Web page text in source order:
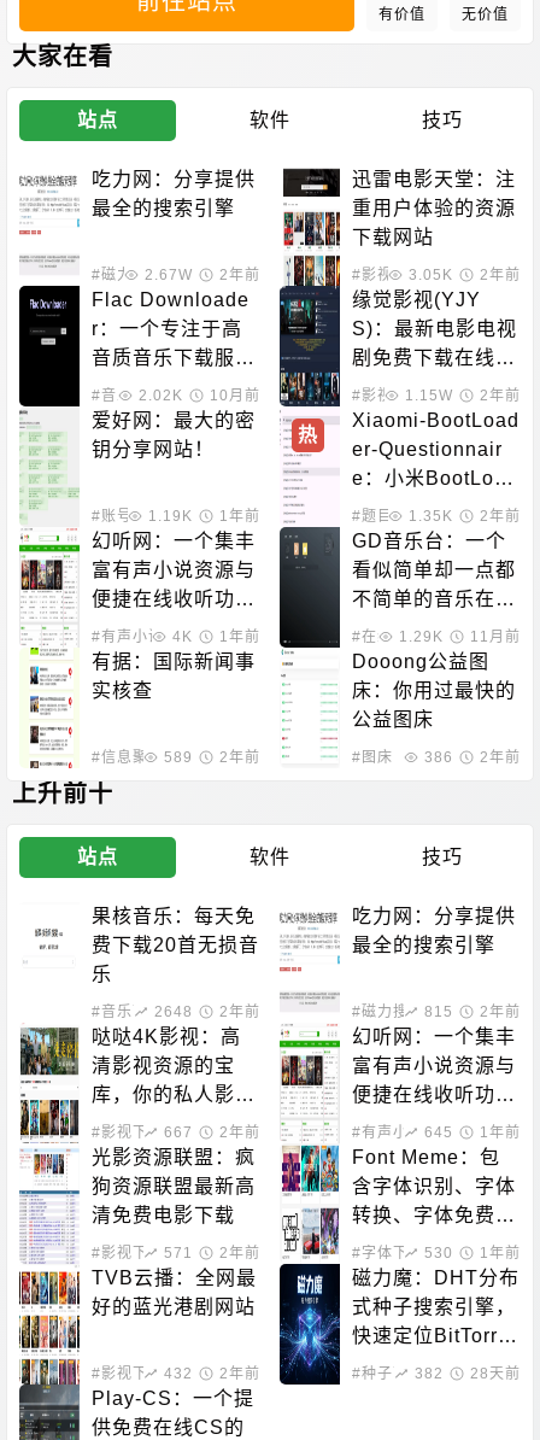
有价值 无价值
大家在看
站点 软件 技巧
吃力网：分享提供
最全的搜索引擎
#磁力搜索2.67W 2年前
迅雷电影天堂：注
重用户体验的资源
下载网站
#影视下载3.05K 2年前
Flac Downloade
r：一个专注于高
音质音乐下载服务
的站点
#音乐下载
2.02K 10月前
缘觉影视(YJY
S)：最新电影电视
剧免费下载在线观
看
#影视下载 #在线影音
1.15W 2年前
爱好网：最大的密
钥分享网站！
#账号密钥1.19K 1年前
热
Xiaomi-BootLoad
er-Questionnair
e：小米BootLoad
er《解锁资格答题
测试》
#题目答案1.35K 2年前
幻听网：一个集丰
富有声小说资源与
便捷在线收听功能
于一体的平台
#有声小说 4K 1年前
GD音乐台：一个
看似简单却一点都
不简单的音乐在线
站点
#在线影音
1.29K 11月前
有据：国际新闻事
实核查
#信息聚合 589 2年前
Dooong公益图
床：你用过最快的
公益图床
#图床 386 2年前
上升前十
站点 软件 技巧
果核音乐：每天免
费下载20首无损音
乐
#音乐下载2648 2年前
吃力网：分享提供
最全的搜索引擎
#磁力搜索815 2年前
哒哒4K影视：高
清影视资源的宝
库，你的私人影院
新选择！
#影视下载 667 2年前
幻听网：一个集丰
富有声小说资源与
便捷在线收听功能
于一体的平台
#有声小说645 1年前
光影资源联盟：疯
狗资源联盟最新高
清免费电影下载
#影视下载 571 2年前
Font Meme：包
含字体识别、字体
转换、字体免费下
载的站点
#字体下载530 1年前
TVB云播：全网最
好的蓝光港剧网站
#影视下载 #在线影音
432 2年前
磁力魔：DHT分布
式种子搜索引擎，
快速定位BitTorre
nt资源
#种子下载 #磁力搜索
382 28天前
Play-CS：一个提
供免费在线CS的